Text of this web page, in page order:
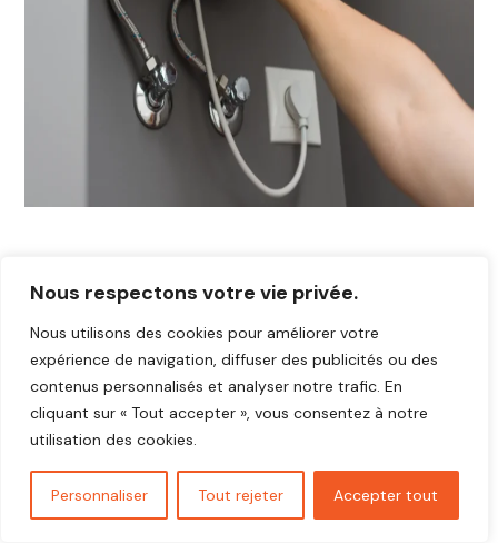
Nous respectons votre vie privée.
Nous utilisons des cookies pour améliorer votre
expérience de navigation, diffuser des publicités ou des
contenus personnalisés et analyser notre trafic. En
cliquant sur « Tout accepter », vous consentez à notre
utilisation des cookies.
Personnaliser Tout rejeter Accepter tout